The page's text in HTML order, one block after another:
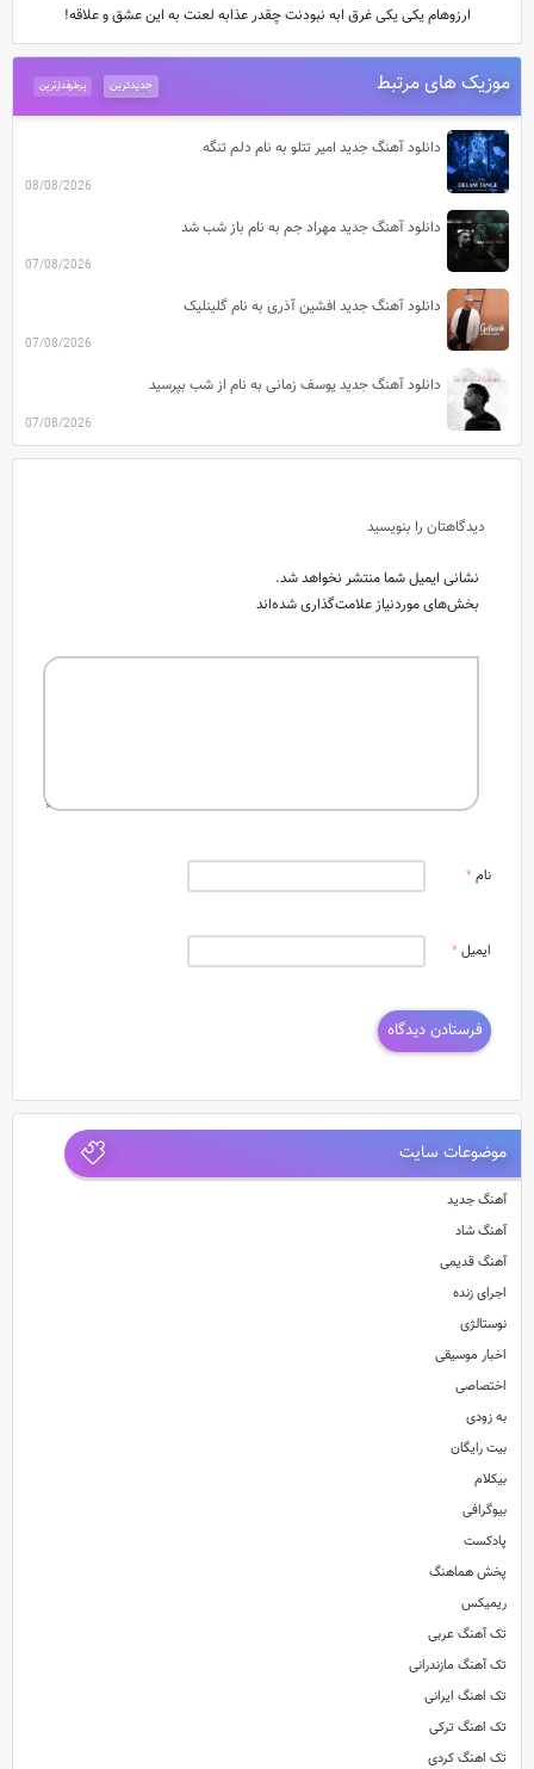
ارزوهام یکی یکی غرق ابه نبودنت چقدر عذابه لعنت به این عشق و علاقه!
موزیک های مرتبط پرطرفدارترین جدیدترین
دانلود آهنگ جدید امیر تتلو به نام دلم تنگه
08/08/2026
دانلود آهنگ جدید مهراد جم به نام باز شب شد
07/08/2026
دانلود آهنگ جدید افشین آذری به نام گلینلیک
07/08/2026
دانلود آهنگ جدید یوسف زمانی به نام از شب بپرسید
07/08/2026
دیدگاهتان را بنویسید
نشانی ایمیل شما منتشر نخواهد شد.
بخش‌های موردنیاز علامت‌گذاری شده‌اند
نام*
ایمیل*
موضوعات سایت
آهنگ جدید
آهنگ شاد
آهنگ قدیمی
اجرای زنده
نوستالژی
اخبار موسیقی
اختصاصی
به زودی
بیت رایگان
بیکلام
بیوگرافی
پادکست
پخش هماهنگ
ریمیکس
تک آهنگ عربی
تک آهنگ مازندرانی
تک اهنگ ایرانی
تک اهنگ ترکی
تک اهنگ کردی